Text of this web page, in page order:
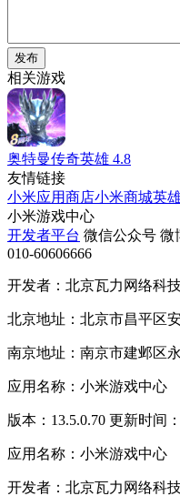
发布
相关游戏
奥特曼传奇英雄 4.8
友情链接
小米应用商店小米商城英
小米游戏中心
开发者平台 微信公众号 微
010-60606666
开发者：北京瓦力网络科
北京地址：北京市昌平区
南京地址：南京市建邺区
应用名称：小米游戏中心
版本：13.5.0.70 更新时间
应用名称：小米游戏中心
开发者：北京瓦力网络科